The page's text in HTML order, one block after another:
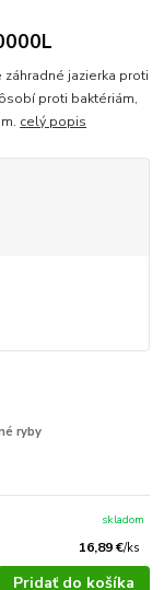
jazierka proti
proti baktériám,
celý popis
ryby
16,89 €/ks
skladom
Pridať do košíka